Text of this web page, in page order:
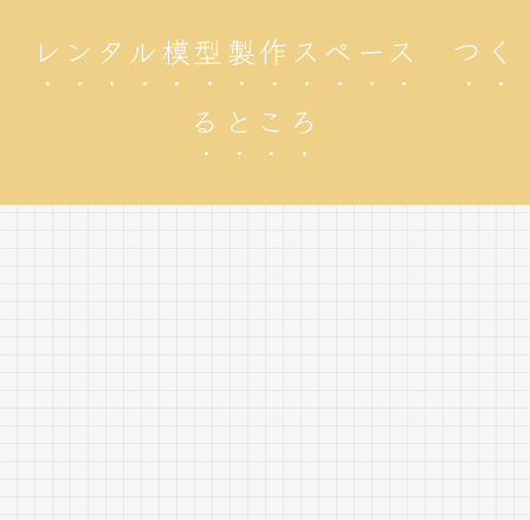
レンタル模型製作スペース つく
るところ